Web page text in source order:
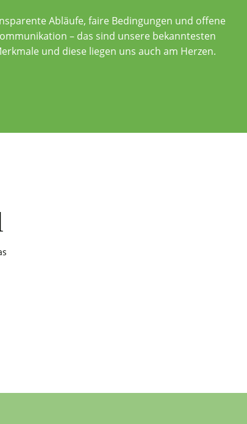
Abläufe, faire Bedingungen und offene
– das sind unsere bekanntesten
und diese liegen uns auch am Herzen.